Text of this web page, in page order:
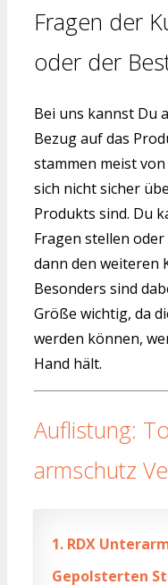
Fragen der
oder der
Bei uns kannst Du
Bezug auf das
stammen meist
sich nicht sicher
Produkts sind. Du
Fragen stellen
dann den weiteren
Besonders sind
Größe wichtig, da
werden können,
Hand hält.
Auflistung:
armschutz
1. RDX
Gepolsterten